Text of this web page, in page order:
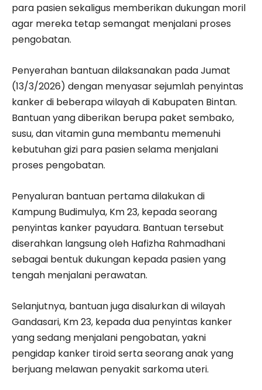
para pasien sekaligus memberikan dukungan moril
agar mereka tetap semangat menjalani proses
pengobatan.
Penyerahan bantuan dilaksanakan pada Jumat
(13/3/2026) dengan menyasar sejumlah penyintas
kanker di beberapa wilayah di Kabupaten Bintan.
Bantuan yang diberikan berupa paket sembako,
susu, dan vitamin guna membantu memenuhi
kebutuhan gizi para pasien selama menjalani
proses pengobatan.
Penyaluran bantuan pertama dilakukan di
Kampung Budimulya, Km 23, kepada seorang
penyintas kanker payudara. Bantuan tersebut
diserahkan langsung oleh Hafizha Rahmadhani
sebagai bentuk dukungan kepada pasien yang
tengah menjalani perawatan.
Selanjutnya, bantuan juga disalurkan di wilayah
Gandasari, Km 23, kepada dua penyintas kanker
yang sedang menjalani pengobatan, yakni
pengidap kanker tiroid serta seorang anak yang
berjuang melawan penyakit sarkoma uteri.